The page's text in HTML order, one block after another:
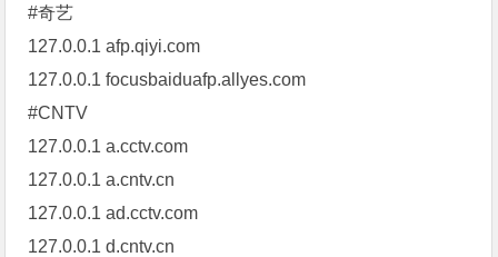
#奇艺
127.0.0.1 afp.qiyi.com
127.0.0.1 focusbaiduafp.allyes.com
#CNTV
127.0.0.1 a.cctv.com
127.0.0.1 a.cntv.cn
127.0.0.1 ad.cctv.com
127.0.0.1 d.cntv.cn